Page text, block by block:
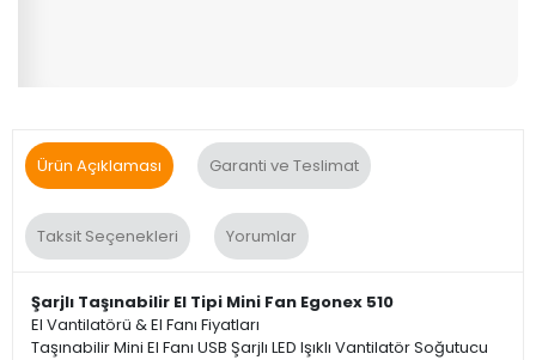
Ürün Açıklaması Garanti ve Teslimat
Taksit Seçenekleri Yorumlar
Şarjlı Taşınabilir El Tipi Mini Fan Egonex 510
El Vantilatörü & El Fanı Fiyatları
Taşınabilir Mini El Fanı USB Şarjlı LED Işıklı Vantilatör Soğutucu